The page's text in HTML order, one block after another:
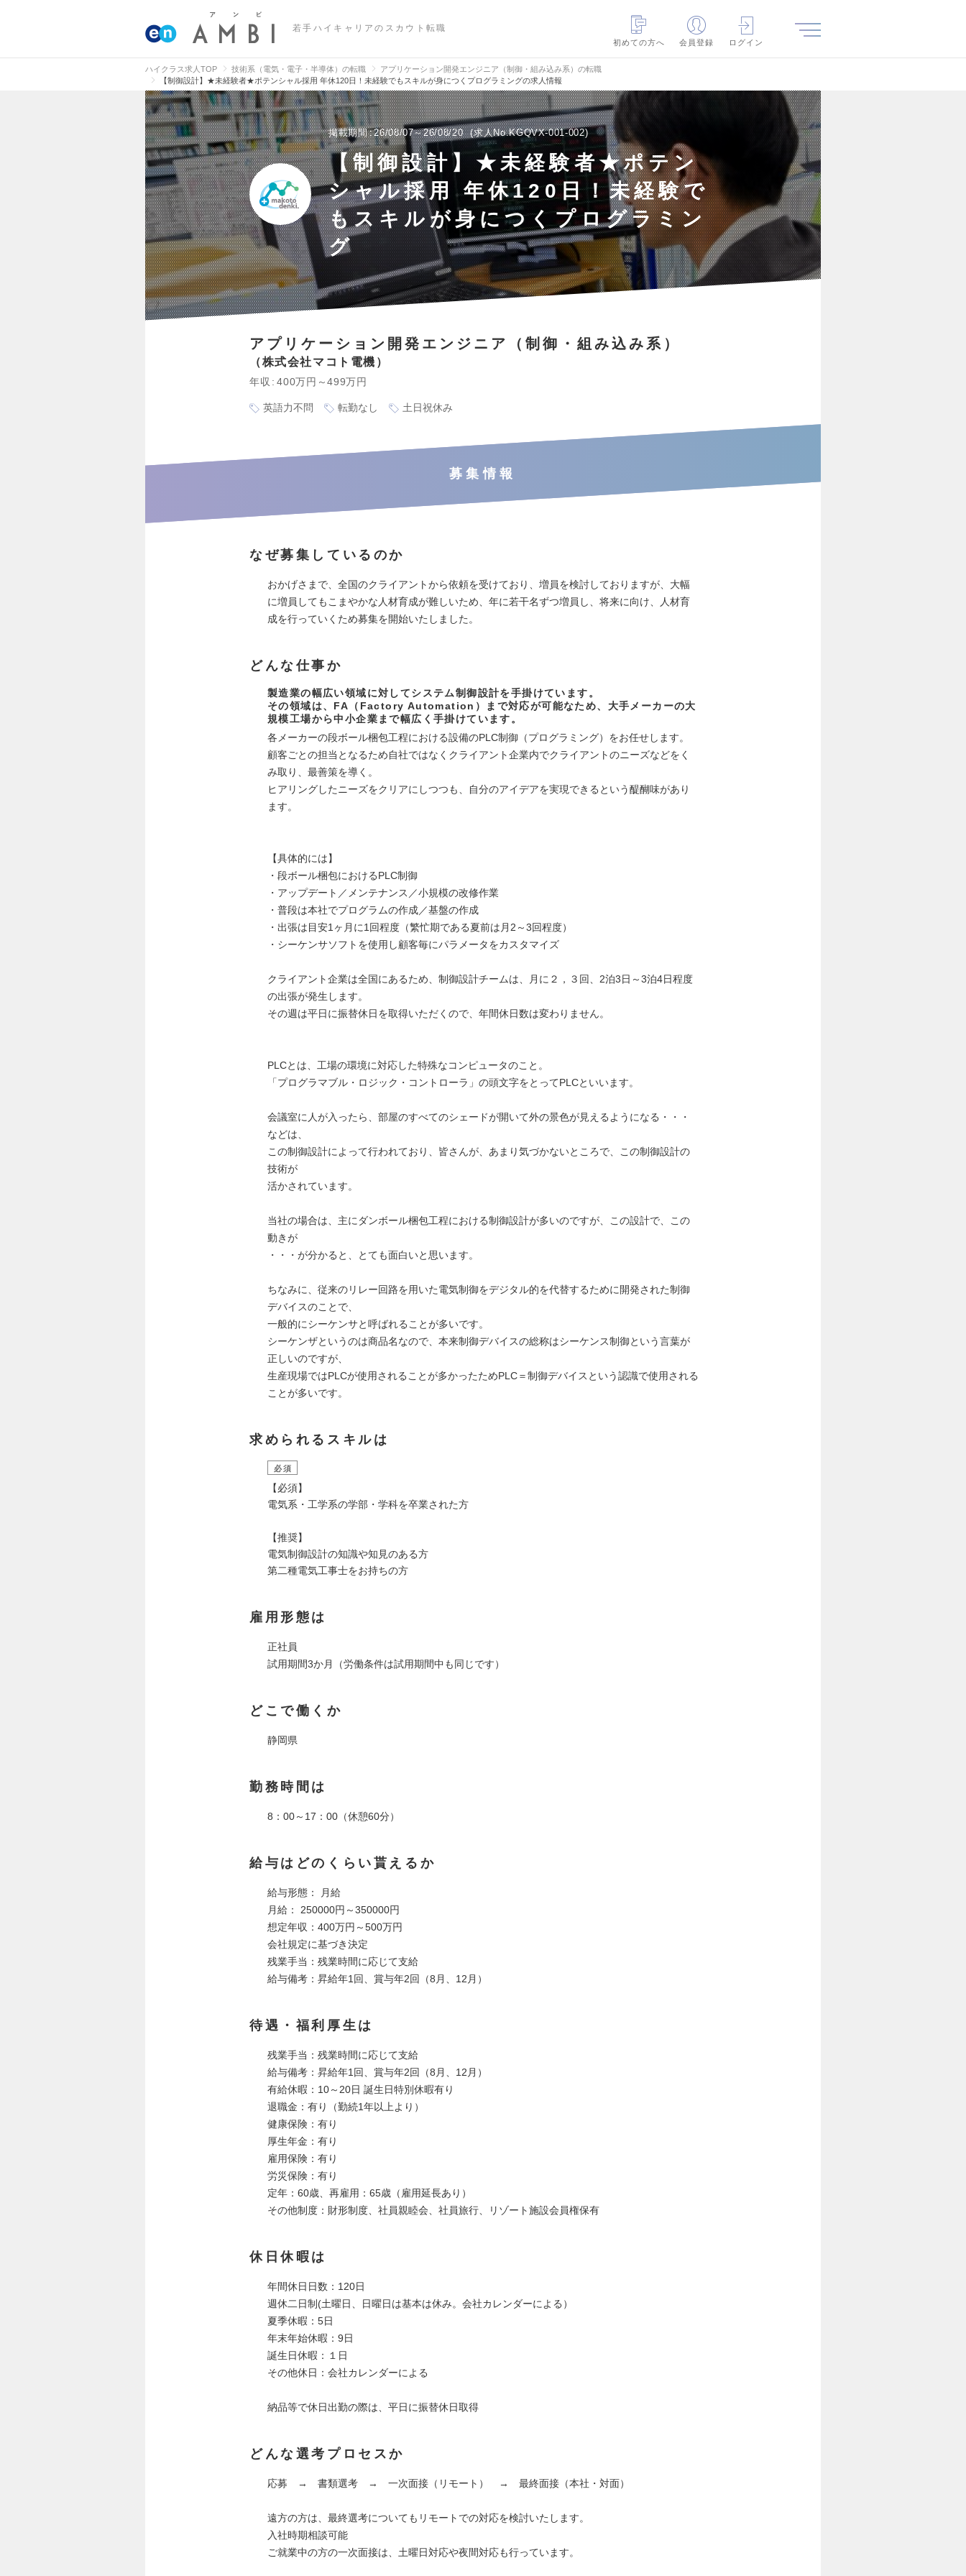
若手ハイキャリアのスカウト転職
初めての方へ
会員登録 ログイン
ハイクラス求人TOP 技術系（電気・電子・半導体）の転職
アプリケーション開発エンジニア（制御・組み込み系）の転職
【制御設計】★未経験者★ポテンシャル採用 年休120日！未経験でもスキルが身につくプログラミングの求人情報
掲載期間 26/08/07～26/08/20 求人No.KGQVX-001-002
【制御設計】★未経験者★ポテン
シャル採用 年休120日！未経験で
もスキルが身につくプログラミン
グ
アプリケーション開発エンジニア（制御・組み込み系）
株式会社マコト電機
年収 400万円～499万円
英語力不問 転勤なし 土日祝休み
募集情報
なぜ募集しているのか
おかげさまで、全国のクライアントから依頼を受けており、増員を検討しておりますが、大幅
に増員してもこまやかな人材育成が難しいため、年に若干名ずつ増員し、将来に向け、人材育
成を行っていくため募集を開始いたしました。
どんな仕事か
製造業の幅広い領域に対してシステム制御設計を手掛けています。
その領域は、FA（Factory Automation）まで対応が可能なため、大手メーカーの大
規模工場から中小企業まで幅広く手掛けています。
各メーカーの段ボール梱包工程における設備のPLC制御（プログラミング）をお任せします。
顧客ごとの担当となるため自社ではなくクライアント企業内でクライアントのニーズなどをく
み取り、最善策を導く。
ヒアリングしたニーズをクリアにしつつも、自分のアイデアを実現できるという醍醐味があり
ます。
【具体的には】
・段ボール梱包におけるPLC制御
・アップデート／メンテナンス／小規模の改修作業
・普段は本社でプログラムの作成／基盤の作成
・出張は目安1ヶ月に1回程度（繁忙期である夏前は月2～3回程度）
・シーケンサソフトを使用し顧客毎にパラメータをカスタマイズ
クライアント企業は全国にあるため、制御設計チームは、月に２，３回、2泊3日～3泊4日程度
の出張が発生します。
その週は平日に振替休日を取得いただくので、年間休日数は変わりません。
PLCとは、工場の環境に対応した特殊なコンピュータのこと。
「プログラマブル・ロジック・コントローラ」の頭文字をとってPLCといいます。
会議室に人が入ったら、部屋のすべてのシェードが開いて外の景色が見えるようになる・・・
などは、
この制御設計によって行われており、皆さんが、あまり気づかないところで、この制御設計の
技術が
活かされています。
当社の場合は、主にダンボール梱包工程における制御設計が多いのですが、この設計で、この
動きが
・・・が分かると、とても面白いと思います。
ちなみに、従来のリレー回路を用いた電気制御をデジタル的を代替するために開発された制御
デバイスのことで、
一般的にシーケンサと呼ばれることが多いです。
シーケンザというのは商品名なので、本来制御デバイスの総称はシーケンス制御という言葉が
正しいのですが、
生産現場ではPLCが使用されることが多かったためPLC＝制御デバイスという認識で使用される
ことが多いです。
求められるスキルは
必須
【必須】
電気系・工学系の学部・学科を卒業された方
【推奨】
電気制御設計の知識や知見のある方
第二種電気工事士をお持ちの方
雇用形態は
正社員
試用期間3か月（労働条件は試用期間中も同じです）
どこで働くか
静岡県
勤務時間は
8：00～17：00（休憩60分）
給与はどのくらい貰えるか
給与形態： 月給
月給： 250000円～350000円
想定年収：400万円～500万円
会社規定に基づき決定
残業手当：残業時間に応じて支給
給与備考：昇給年1回、賞与年2回（8月、12月）
待遇・福利厚生は
残業手当：残業時間に応じて支給
給与備考：昇給年1回、賞与年2回（8月、12月）
有給休暇：10～20日 誕生日特別休暇有り
退職金：有り（勤続1年以上より）
健康保険：有り
厚生年金：有り
雇用保険：有り
労災保険：有り
定年：60歳、再雇用：65歳（雇用延長あり）
その他制度：財形制度、社員親睦会、社員旅行、リゾート施設会員権保有
休日休暇は
年間休日日数：120日
週休二日制(土曜日、日曜日は基本は休み。会社カレンダーによる）
夏季休暇：5日
年末年始休暇：9日
誕生日休暇：１日
その他休日：会社カレンダーによる
納品等で休日出勤の際は、平日に振替休日取得
どんな選考プロセスか
応募 → 書類選考 → 一次面接（リモート） → 最終面接（本社・対面）
遠方の方は、最終選考についてもリモートでの対応を検討いたします。
入社時期相談可能
ご就業中の方の一次面接は、土曜日対応や夜間対応も行っています。